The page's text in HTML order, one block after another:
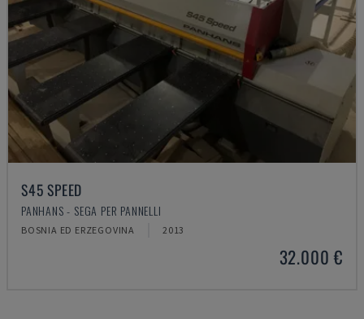
S45 SPEED
PANHANS - SEGA PER PANNELLI
BOSNIA ED ERZEGOVINA 2013
32.000 €